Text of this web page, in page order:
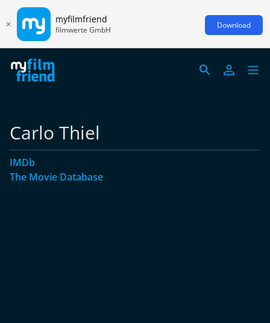
myfilmfriend
filmwerte GmbH Download
Carlo Thiel
IMDb
The Movie Database